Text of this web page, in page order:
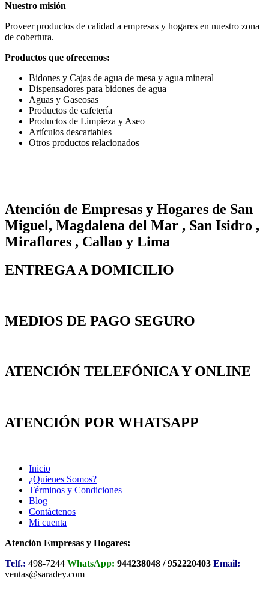
Nuestro misión
Proveer productos de calidad a empresas y hogares en nuestro zona
de cobertura.
Productos que ofrecemos:
Bidones y Cajas de agua de mesa y agua mineral
Dispensadores para bidones de agua
Aguas y Gaseosas
Productos de cafetería
Productos de Limpieza y Aseo
Artículos descartables
Otros productos relacionados
Atención de Empresas y Hogares de San
Miguel, Magdalena del Mar , San Isidro ,
Miraflores , Callao y Lima
ENTREGA A DOMICILIO
MEDIOS DE PAGO SEGURO
ATENCIÓN TELEFÓNICA Y ONLINE
ATENCIÓN POR WHATSAPP
Inicio
¿Quienes Somos?
Términos y Condiciones
Blog
Contáctenos
Mi cuenta
Atención Empresas y Hogares:
Telf.: 498-7244 WhatsApp: 944238048 / 952220403 Email:
ventas@saradey.com